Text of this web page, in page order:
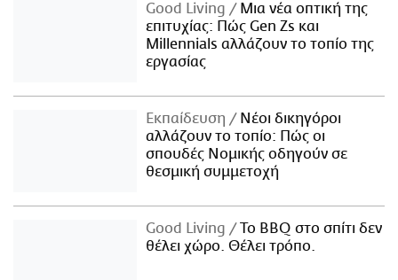
Good Living
Μια νέα οπτική της
επιτυχίας: Πώς Gen Zs και
Millennials αλλάζουν το τοπίο της
εργασίας
Εκπαίδευση
Νέοι δικηγόροι
αλλάζουν το τοπίο: Πώς οι
σπουδές Νομικής οδηγούν σε
θεσμική συμμετοχή
Good Living
Το BBQ στο σπίτι δεν
θέλει χώρο. Θέλει τρόπο.